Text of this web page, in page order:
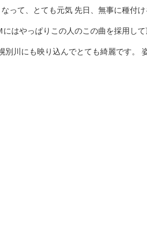
って、とても元気 先日、無事に種付
にはやっぱりこの人のこの曲を採用し
別川にも映り込んでとても綺麗です。